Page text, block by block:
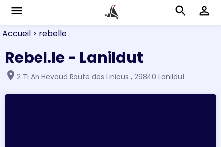
menu search perm_identity
Accueil > rebelle
Rebel.le - Lanildut
location_on 2 Ti An Hevoud Route des Linious , 29840 Lanildut